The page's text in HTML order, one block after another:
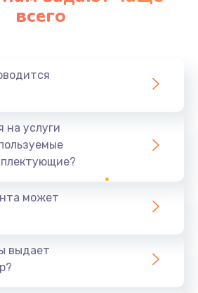
Заказать
1095 руб.
Заказать
термопасты
Заказать
всего
на услуги
может
выдает